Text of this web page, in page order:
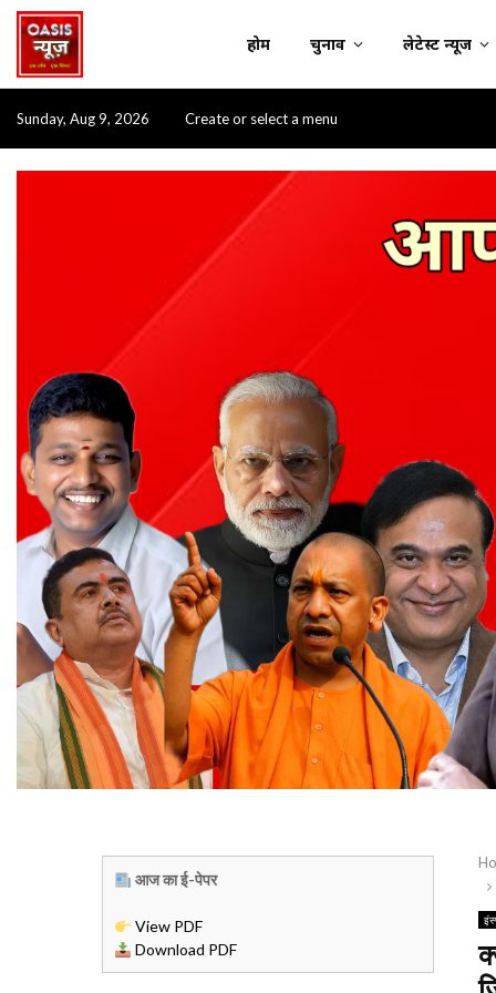
होम चुनाव लेटेस्ट न्यूज
Sunday, Aug 9, 2026 Create or select a menu
आज का ई-पेपर
View PDF
Download PDF